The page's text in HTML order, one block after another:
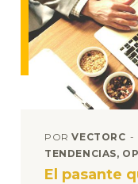
PORVECTORC
TENDENCIAS,
El pasante